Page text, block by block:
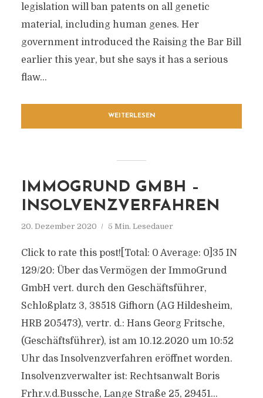
legislation will ban patents on all genetic
material, including human genes. Her
government introduced the Raising the Bar Bill
earlier this year, but she says it has a serious
flaw...
WEITERLESEN
IMMOGRUND GMBH –
INSOLVENZVERFAHREN
20. Dezember 2020 5 Min. Lesedauer
Click to rate this post![Total: 0 Average: 0]35 IN
129/20: Über das Vermögen der ImmoGrund
GmbH vert. durch den Geschäftsführer,
Schloßplatz 3, 38518 Gifhorn (AG Hildesheim,
HRB 205473), vertr. d.: Hans Georg Fritsche,
(Geschäftsführer), ist am 10.12.2020 um 10:52
Uhr das Insolvenzverfahren eröffnet worden.
Insolvenzverwalter ist: Rechtsanwalt Boris
Frhr.v.d.Bussche, Lange Straße 25, 29451...